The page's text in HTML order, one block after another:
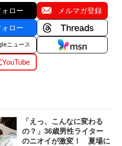
ォロー メルマガ登録
ォロー
ニュース
「えっ、こんなに変わる
の？」36歳男性ライター
のニオイが激変！ 夏場に